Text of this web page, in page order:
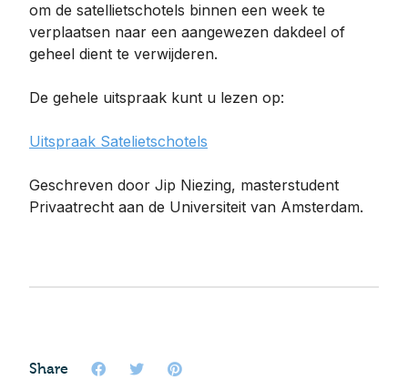
om de satellietschotels binnen een week te
verplaatsen naar een aangewezen dakdeel of
geheel dient te verwijderen.
De gehele uitspraak kunt u lezen op:
Uitspraak Satelietschotels
Geschreven door Jip Niezing, masterstudent
Privaatrecht aan de Universiteit van Amsterdam.
Share